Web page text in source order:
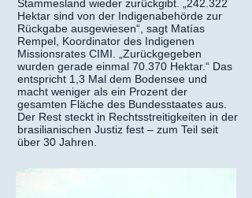
Stammesland wieder zurückgibt. „242.322
Hektar sind von der Indigenabehörde zur
Rückgabe ausgewiesen“, sagt Matías
Rempel, Koordinator des Indigenen
Missionsrates CIMI. „Zurückgegeben
wurden gerade einmal 70.370 Hektar.“ Das
entspricht 1,3 Mal dem Bodensee und
macht weniger als ein Prozent der
gesamten Fläche des Bundesstaates aus.
Der Rest steckt in Rechtsstreitigkeiten in der
brasilianischen Justiz fest – zum Teil seit
über 30 Jahren.